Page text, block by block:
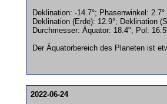
Deklination: -14.7°; Phasenwinkel: 2.7°
Deklination (Erde): 12.9°; Deklination
Durchmesser: Äquator: 18.4"; Pol:
Der Äquatorbereich des Planeten ist
2022-06-24